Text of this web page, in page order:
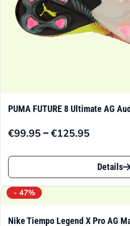
gewählt
werden
PUMA FUTURE 8 Ultimate AG
€99.95–€125.95
Preisspanne:
€125.95
Dieses
Produkt
weist
Details
- 47%
Nike Tiempo Legend X Pro AG